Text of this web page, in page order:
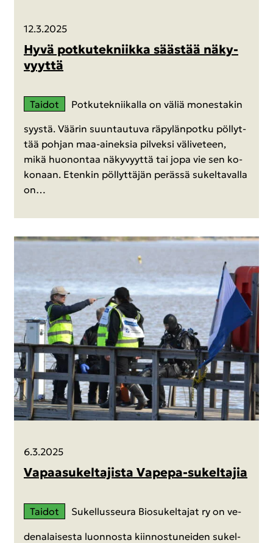
12.3.2025
Hyvä pot­ku­tek­niik­ka sääs­tää nä­ky­
vyyt­tä
Tai­dot Pot­ku­tek­nii­kal­la on väliä mo­nes­ta­kin
syys­tä. Vää­rin suun­tau­tu­va rä­py­län­pot­ku pöl­lyt­
tää poh­jan maa-​aineksia pil­vek­si vä­li­ve­teen,
mikä huo­non­taa nä­ky­vyyt­tä tai jopa vie sen ko­
ko­naan. Eten­kin pöl­lyt­tä­jän pe­räs­sä su­kel­ta­val­la
on…
6.3.2025
Va­paa­su­kel­ta­jis­ta Vapepa-​sukeltajia
Tai­dot Su­kel­lus­seu­ra Bio­su­kel­ta­jat ry on ve­
de­na­lai­ses­ta luon­nos­ta kiin­nos­tu­nei­den su­kel­